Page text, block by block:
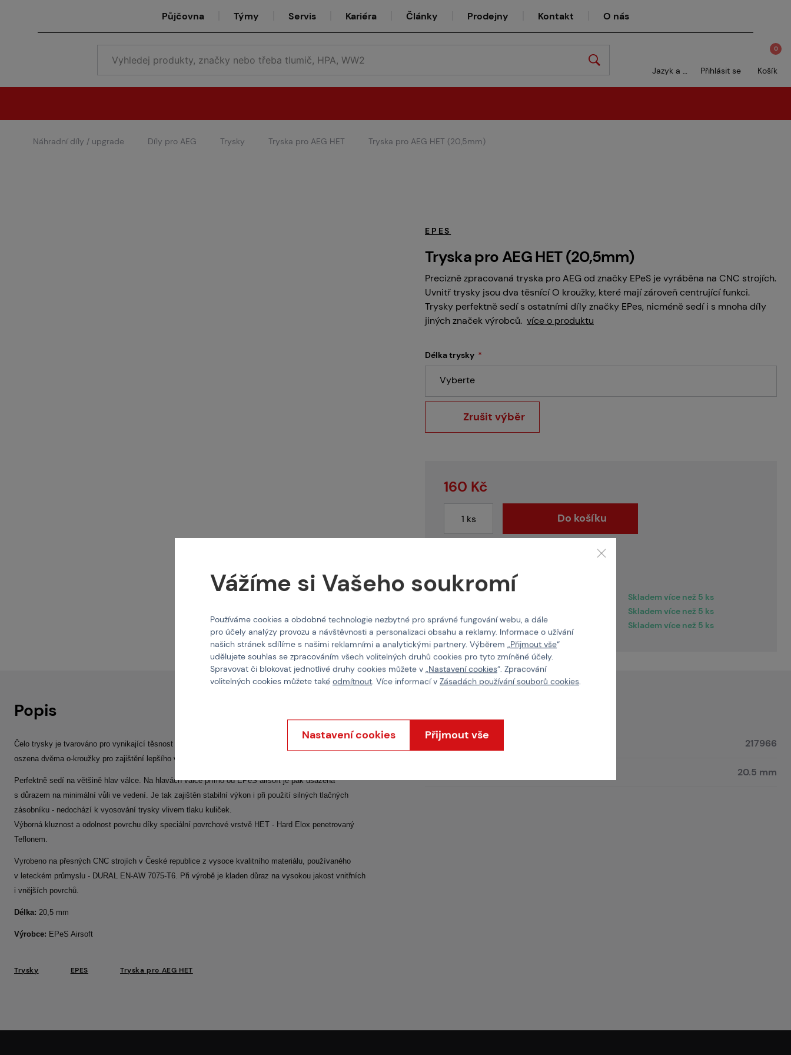
Půjčovna Týmy Servis Kariéra Články Prodejny Kontakt O nás
Jazyk a měna Přihlásit se
0
Košík
Půjčovna
Náhradní díly / upgrade Díly pro AEG Trysky Tryska pro AEG HET Tryska pro AEG HET (20,5mm)
EPES
Tryska pro AEG HET (20,5mm)
Precizně zpracovaná tryska pro AEG od značky EPeS je vyráběna na CNC strojích.
Uvnitř trysky jsou dva těsnící O kroužky, které mají zároveň centrující funkci.
Trysky perfektně sedí s ostatními díly značky EPes, nicméně sedí i s mnoha díly
jiných značek výrobců. více o produktu
Délka trysky
Vyberte
Zrušit výběr
160 Kč
Do košíku
Doprava a termíny doručení
Skladem více než 5 ks
Skladem více než 5 ks
Praha
Ihned Skladem více než 5 ks
Popis
Čelo trysky je tvarováno pro vynikající těsnost na přechodu tryska - hop guma. Tryska je již při dodání
oszena dvěma o-kroužky pro zajištění lepšího vedení a maximální těsnosti na hlavě válce.
Perfektně sedí na většině hlav válce. Na hlavách válce přímo od EPeS airsoft je pak usazena
s důrazem na minimální vůli ve vedení. Je tak zajištěn stabilní výkon i při použití silných tlačných
zásobníku - nedochází k vyosování trysky vlivem tlaku kuliček.
Výborná kluznost a odolnost povrchu díky speciální povrchové vrstvě HET - Hard Elox penetrovaný
Teflonem.
Vyrobeno na přesných CNC strojích v České republice z vysoce kvalitního materiálu, používaného
v leteckém průmyslu - DURAL EN-AW 7075-T6. Při výrobě je kladen důraz na vysokou jakost vnitřních
i vnějších povrchů.
Délka: 20,5 mm
Výrobce: EPeS Airsoft
Trysky EPES Tryska pro AEG HET
Kód produktu 217966
20.5 mm
Vážíme si Vašeho soukromí
Používáme cookies a obdobné technologie nezbytné pro správné fungování webu, a dále
pro účely analýzy provozu a návštěvnosti a personalizaci obsahu a reklamy. Informace o užívání
našich stránek sdílíme s našimi reklamními a analytickými partnery. Výběrem „Přijmout vše“
udělujete souhlas se zpracováním všech volitelných druhů cookies pro tyto zmíněné účely.
Spravovat či blokovat jednotlivé druhy cookies můžete v „Nastavení cookies“. Zpracování
volitelných cookies můžete také odmítnout. Více informací v Zásadách používání souborů cookies.
Nastavení cookies Přijmout vše